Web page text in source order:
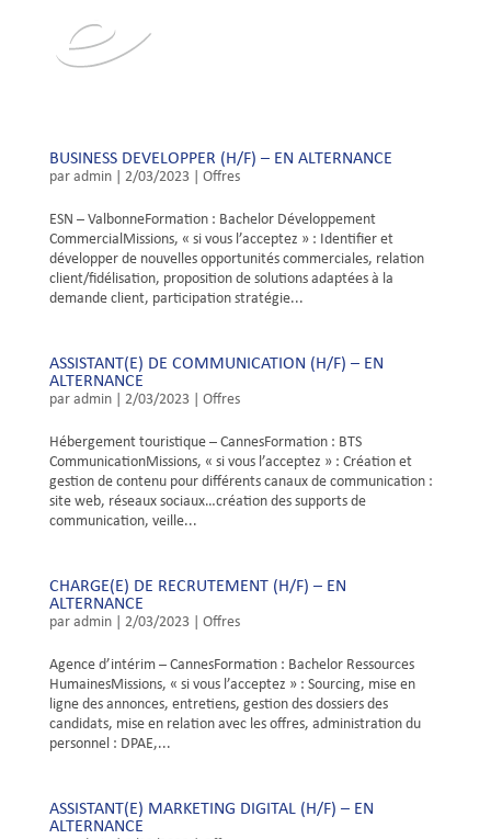
BUSINESS DEVELOPPER (H/F) – EN ALTERNANCE
par admin| 2/03/2023| Offres
ESN – ValbonneFormation : Bachelor Développement
CommercialMissions, « si vous l’acceptez » : Identifier et
développer de nouvelles opportunités commerciales, relation
client/fidélisation, proposition de solutions adaptées à la
demande client, participation stratégie...
ASSISTANT(E) DE COMMUNICATION (H/F) – EN
ALTERNANCE
par admin| 2/03/2023| Offres
Hébergement touristique – CannesFormation : BTS
CommunicationMissions, « si vous l’acceptez » : Création et
gestion de contenu pour différents canaux de communication :
site web, réseaux sociaux…création des supports de
communication, veille...
CHARGE(E) DE RECRUTEMENT (H/F) – EN
ALTERNANCE
par admin| 2/03/2023| Offres
Agence d’intérim – CannesFormation : Bachelor Ressources
HumainesMissions, « si vous l’acceptez » : Sourcing, mise en
ligne des annonces, entretiens, gestion des dossiers des
candidats, mise en relation avec les offres, administration du
personnel : DPAE,...
ASSISTANT(E) MARKETING DIGITAL (H/F) – EN
ALTERNANCE